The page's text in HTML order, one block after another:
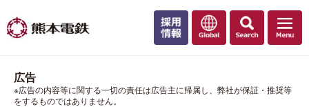
広告
※広告の内容等に関する一切の責任は広告主に帰属し、弊社が保証・推奨等
をするものではありません。